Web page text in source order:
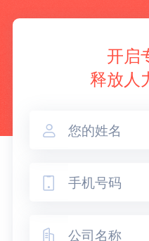
开启
释放人


